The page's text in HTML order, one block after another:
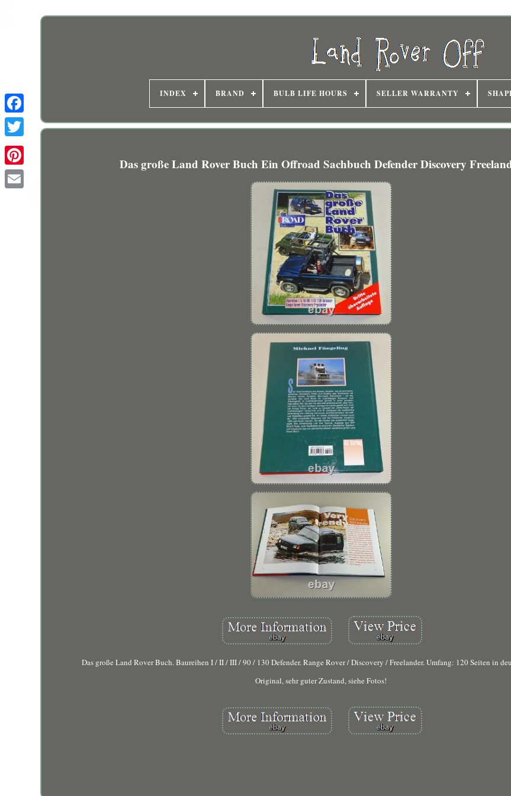
INDEX BRAND BULB LIFE HOURS SELLER WARRANTY
Das große Land Rover Buch Ein Offroad Sachbuch Defender Discovery
Das große Land Rover Buch. Baureihen I / II / III / 90 / 130 Defender. Range Rover / Discovery / Freelander. Umfang: 120 Seiten in
Original, sehr guter Zustand, siehe Fotos!